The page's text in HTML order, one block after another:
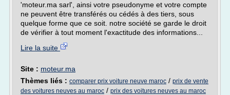
'moteur.ma sarl', ainsi votre pseudonyme et votre compte
ne peuvent être transférés ou cédés à des tiers, sous
quelque forme que ce soit. notre société se garde le droit
de vérifier à tout moment l'exactitude des informations...
Lire la suite
Site : moteur.ma
Thèmes liés : comparer prix voiture neuve maroc / prix de vente
des voitures neuves au maroc / prix des voitures neuves au maroc